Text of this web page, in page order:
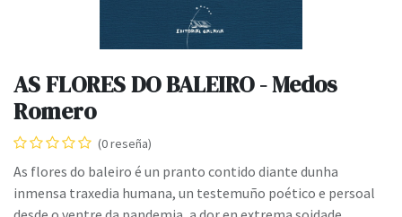
AS FLORES DO BALEIRO - Medos
Romero
(0 reseña)
As flores do baleiro é un pranto contido diante dunha
inmensa traxedia humana, un testemuño poético e persoal